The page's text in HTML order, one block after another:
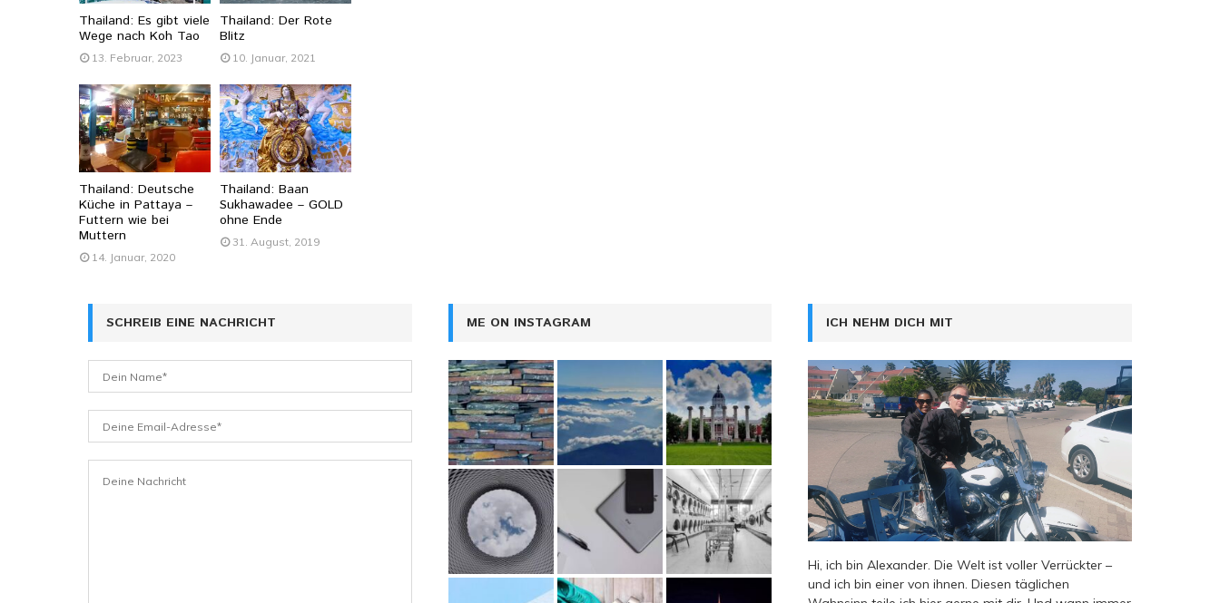
Thailand: Es gibt viele
Wege nach Koh Tao
13. Februar, 2023
Thailand: Der Rote
Blitz
10. Januar, 2021
Thailand: Deutsche
Küche in Pattaya –
Futtern wie bei
Muttern
14. Januar, 2020
Thailand: Baan
Sukhawadee – GOLD
ohne Ende
31. August, 2019
SCHREIB EINE NACHRICHT ME ON INSTAGRAM ICH NEHM DICH MIT
Hi, ich bin Alexander. Die Welt ist voller Verrückter –
und ich bin einer von ihnen. Diesen täglichen